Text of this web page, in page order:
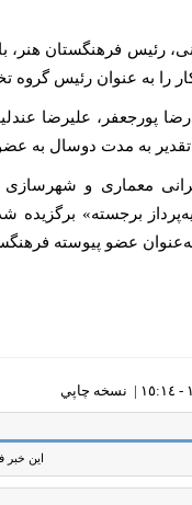
رئیس فرهنگستان هنر،
را به عنوان رئیس
پورجعفر، علیرضا
به مدت دوسال به
ایرانی معماری و
برجسته»
عضو پیوسته
نسخه چاپي
این خبر